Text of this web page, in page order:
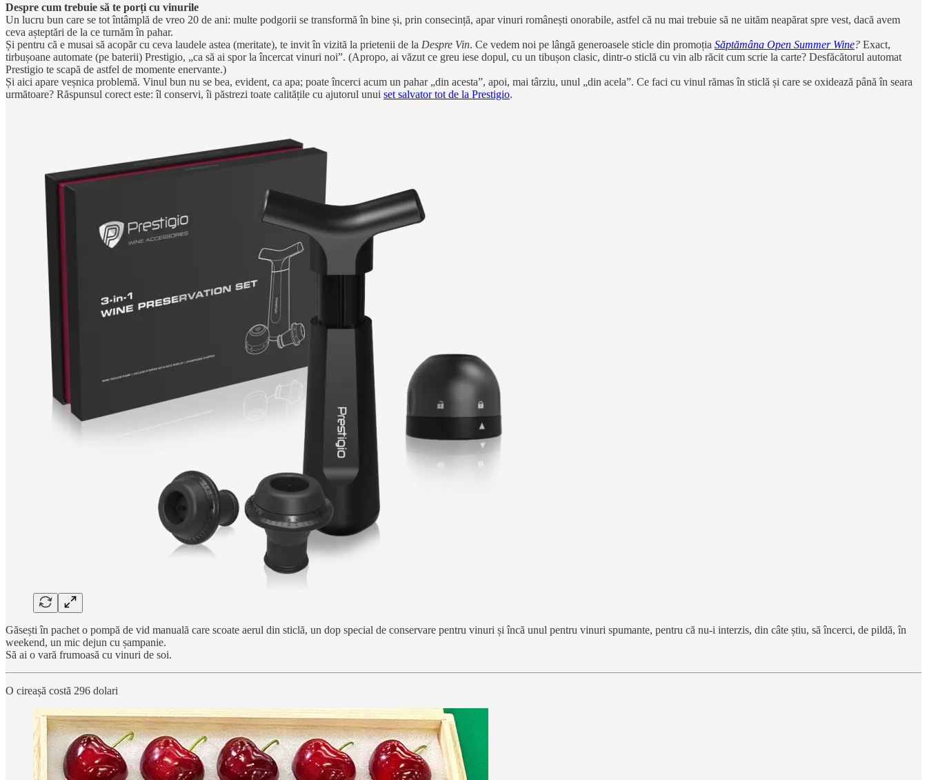
Despre cum trebuie să te porți cu vinurile
Un lucru bun care se tot întâmplă de vreo 20 de ani: multe podgorii se transformă în bine și, prin consecință, apar vinuri românești onorabile, astfel că nu mai trebuie să ne uităm neapărat spre vest, dacă avem
ceva așteptări de la ce turnăm în pahar.
Și pentru că e musai să acopăr cu ceva laudele astea (meritate), te invit în vizită la prietenii de la Despre Vin. Ce vedem noi pe lângă generoasele sticle din promoția Săptămâna Open Summer Wine? Exact,
tirbușoane automate (pe baterii) Prestigio, „ca să ai spor la încercat vinuri noi”. (Apropo, ai văzut ce greu iese dopul, cu un tibușon clasic, dintr-o sticlă cu vin alb răcit cum scrie la carte? Desfăcătorul automat
Prestigio te scapă de astfel de momente enervante.)
Și aici apare veșnica problemă. Vinul bun nu se bea, evident, ca apa; poate încerci acum un pahar „din acesta”, apoi, mai târziu, unul „din acela”. Ce faci cu vinul rămas în sticlă și care se oxidează până în seara
următoare? Răspunsul corect este: îl conservi, îi păstrezi toate calitățile cu ajutorul unui set salvator tot de la Prestigio.
Găsești în pachet o pompă de vid manuală care scoate aerul din sticlă, un dop special de conservare pentru vinuri și încă unul pentru vinuri spumante, pentru că nu-i interzis, din câte știu, să încerci, de pildă, în
weekend, un mic dejun cu șampanie.
Să ai o vară frumoasă cu vinuri de soi.
O cireașă costă 296 dolari